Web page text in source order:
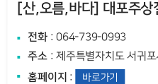
[산,오름,바다] 대포주상
전화 : 064-739-0993
주소 : 제주특별자치도 서귀
홈페이지 : 바로가기